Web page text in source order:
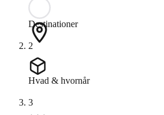
Destinationer
2
Hvad & hvornår
3